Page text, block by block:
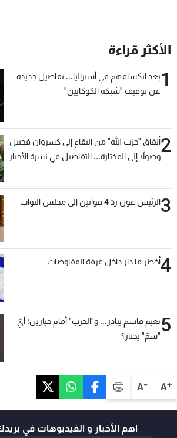
A+
A-
الأكثر قراءة
1بعد انكشافهم في أستراليا... تفاصيل جديدة
عن توقيف "شبكة الكوكايين"
2أنفاق "حزب الله" من البقاع إلى كسروان فجبيل
وصولاً إلى المختارة... التفاصيل في نشرة الأخبار
3الرئيس عون ردّ 4 قوانين إلى مجلس النواب
4أخطر ما دار داخل غرفة المفاوضات
5نعيم قاسم يبادر... و"الحزب" أمام خيارين: أيّ
"سمّ" يختار؟
أهم الأخبار و الفيديوهات في